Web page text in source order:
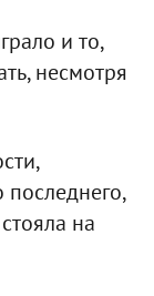
и то,
несмотря
последнего,
на